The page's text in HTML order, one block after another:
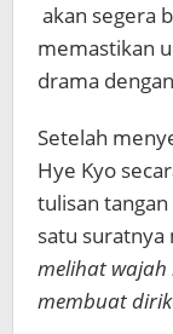
akan segera
memastikan
drama
Setelah
Hye Kyo
tulisan tangan
satu suratnya
melihat wajah
membuat